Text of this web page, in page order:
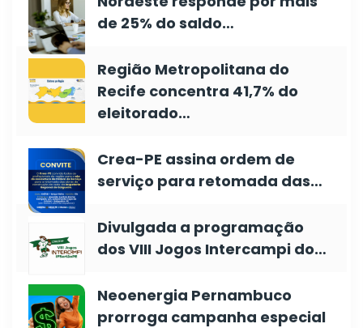
de 25% do saldo…
Região Metropolitana do
Recife concentra 41,7% do
eleitorado…
Crea-PE assina ordem de
serviço para retomada das…
Divulgada a programação
dos VIII Jogos Intercampi do…
Neoenergia Pernambuco
prorroga campanha especial